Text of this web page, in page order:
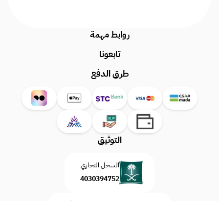
روابط مهمة
تابعونا
طرق الدفع
التوثيق
السجل التجاري
4030394752